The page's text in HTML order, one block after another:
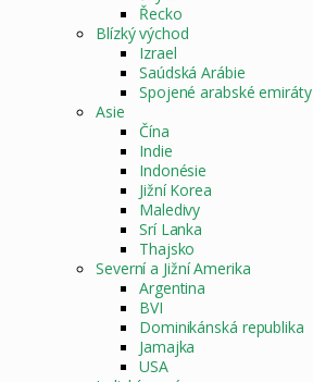
Řecko
Blízký východ
Izrael
Saúdská Arábie
Spojené arabské emiráty
Asie
Čína
Indie
Indonésie
Jižní Korea
Maledivy
Srí Lanka
Thajsko
Severní a Jižní Amerika
Argentina
BVI
Dominikánská republika
Jamajka
USA